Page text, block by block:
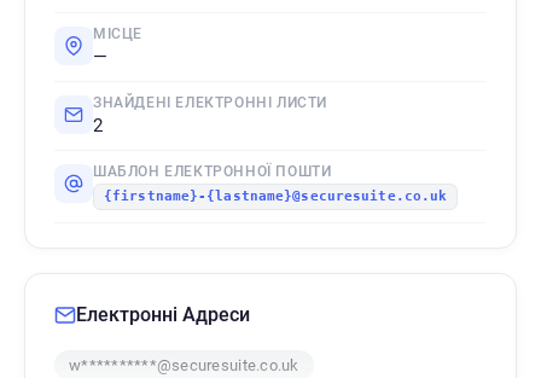
МІСЦЕ
—
ЗНАЙДЕНІ ЕЛЕКТРОННІ ЛИСТИ
2
ШАБЛОН ЕЛЕКТРОННОЇ ПОШТИ
{firstname}-{lastname}@securesuite.co.uk
Електронні Адреси
w**********@securesuite.co.uk